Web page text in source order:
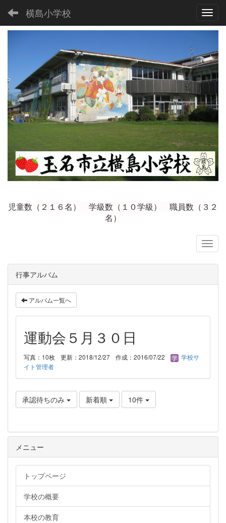
横島小学校
児童数（２１６名） 学級数（１０学級） 職員数（３２
名）
行事アルバム
アルバム一覧へ
運動会５月３０日
写真：10枚 更新：2018/12/27 作成：2016/07/22
学校サ
イト管理者
承認待ちのみ 新着順 10件
メニュー
トップページ
学校の概要
本校の教育